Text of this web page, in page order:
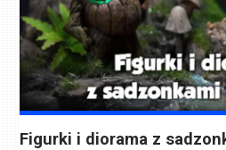
Figurki i diorama z